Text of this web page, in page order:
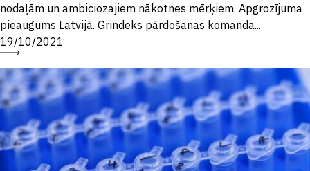
nodaļām un ambiciozajiem nākotnes mērķiem. Apgrozījuma
pieaugums Latvijā. Grindeks pārdošanas komanda...
19/10/2021